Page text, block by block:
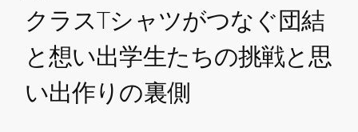
クラスTシャツがつなぐ団結
と想い出学生たちの挑戦と思
い出作りの裏側